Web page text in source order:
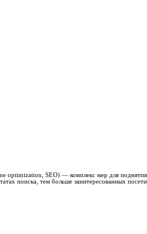
optimization, SEO) — комплекс мер для
поиска, тем больше заинтересованных